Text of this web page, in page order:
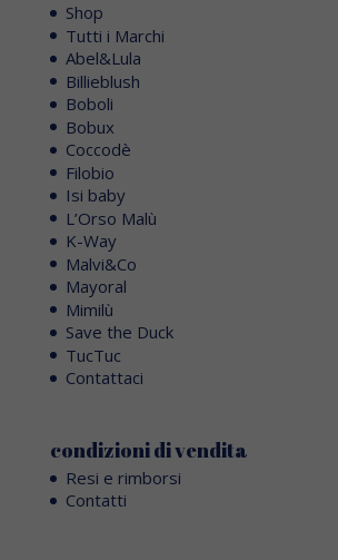
Shop
Tutti i Marchi
Abel&Lula
Billieblush
Boboli
Bobux
Coccodè
Filobio
Isi baby
L’Orso Malù
K-Way
Malvi&Co
Mayoral
Mimilù
Save the Duck
TucTuc
Contattaci
condizioni di vendita
Resi e rimborsi
Contatti